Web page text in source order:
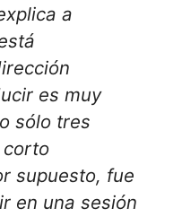
a
es muy
sólo tres
corto
supuesto, fue
en una sesión